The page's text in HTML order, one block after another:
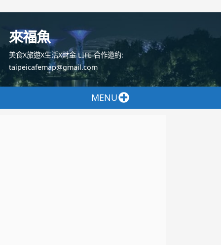
容
來福魚
美食X旅遊X生活X財金 LIFE 合作邀約:
taipeicafemap@gmail.com
MENU